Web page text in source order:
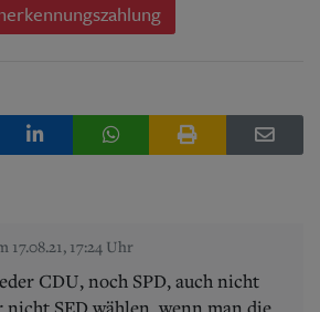
17.08.21, 17:24 Uhr
CDU, noch SPD, auch nicht